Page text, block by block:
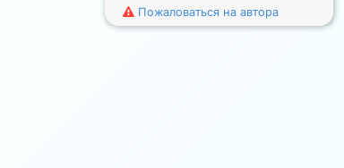
Пожаловаться на автора